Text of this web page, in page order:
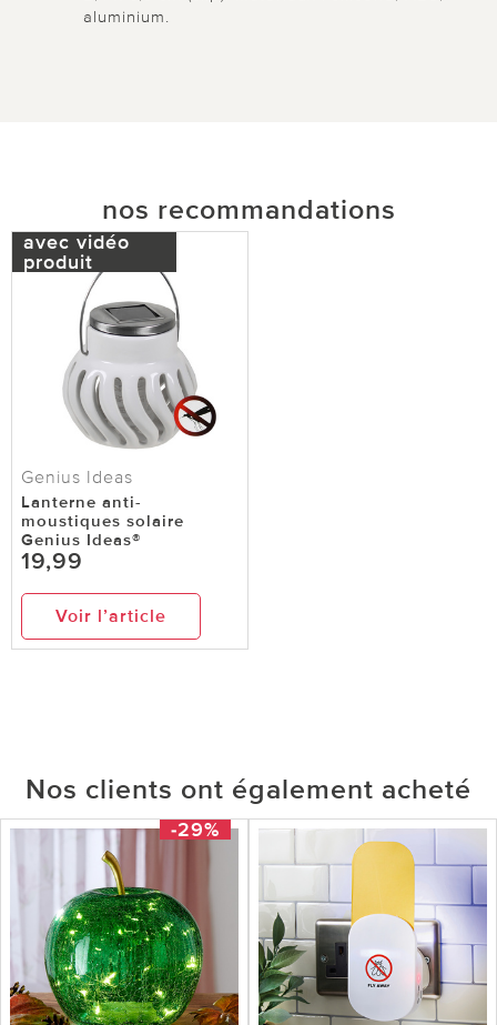
aluminium.
nos recommandations
avec vidéo
produit
Genius Ideas
Lanterne anti-
moustiques solaire
Genius Ideas®
19,99
Voir l’article
Nos clients ont également acheté
-29%